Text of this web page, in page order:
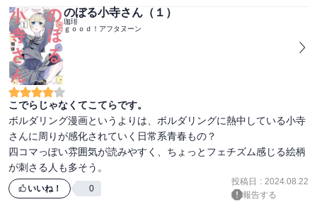
のぼる小寺さん（１）
珈琲
ｇｏｏｄ！アフタヌーン
こでらじゃなくてこてらです。
ボルダリング漫画というよりは、ボルダリングに熱中している小寺
さんに周りが感化されていく日常系青春もの？
四コマっぽい雰囲気が読みやすく、ちょっとフェチズム感じる絵柄
が刺さる人も多そう。
いいね！ 0
投稿日 : 2024.08.22
報告する